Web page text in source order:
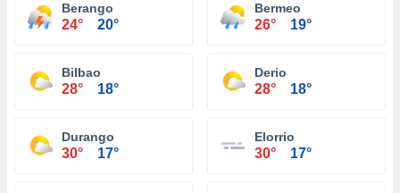
Berango
24° 20°
Bermeo
26° 19°
Bilbao
28° 18°
Derio
28° 18°
Durango
30° 17°
Elorrio
30° 17°